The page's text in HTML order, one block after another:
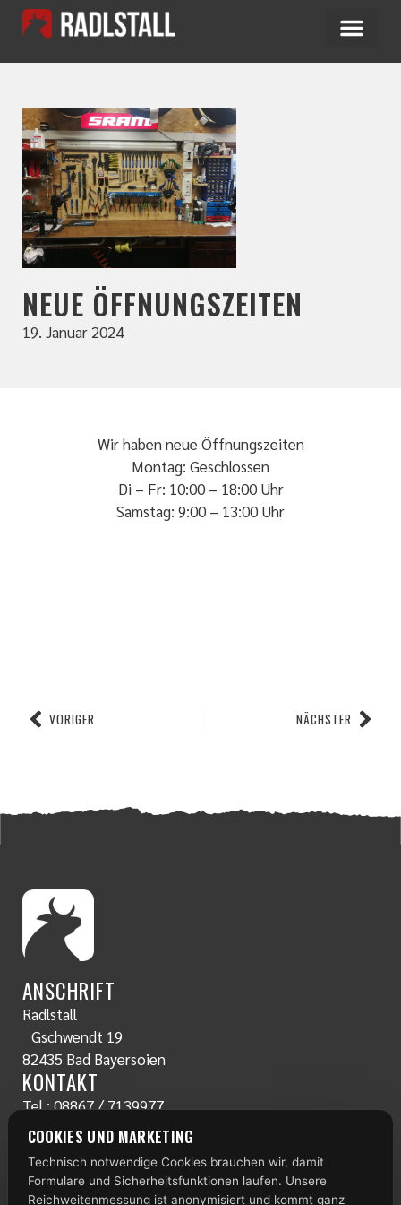
NEUE ÖFFNUNGSZEITEN
19. Januar 2024
Wir haben neue Öffnungszeiten
Montag: Geschlossen
Di – Fr: 10:00 – 18:00 Uhr
Samstag: 9:00 – 13:00 Uhr
VORIGER NÄCHSTER
ANSCHRIFT
Radlstall
Gschwendt 19
82435 Bad Bayersoien
KONTAKT
Tel.:08867 / 7139977
www.radlstall.com
ÖFFNUNGSZEITEN
Montag: geschlossen
COOKIES UND MARKETING
Technisch notwendige Cookies brauchen wir, damit
Formulare und Sicherheitsfunktionen laufen. Unsere
Reichweitenmessung ist anonymisiert und kommt ganz